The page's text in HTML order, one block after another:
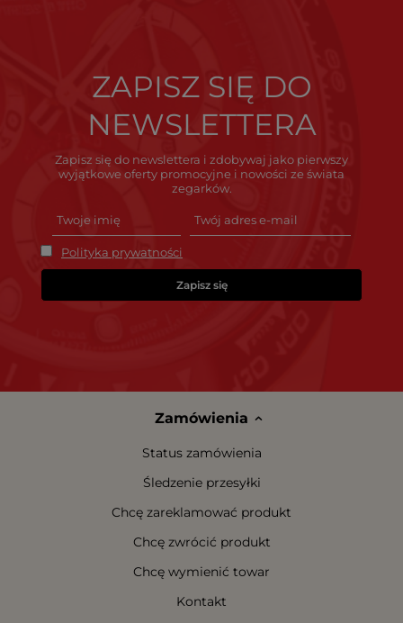
ZAPISZ SIĘ DO
NEWSLETTERA
Zapisz się do newslettera i zdobywaj jako pierwszy
wyjątkowe oferty promocyjne i nowości ze świata
zegarków.
Polityka prywatności
Zapisz się
Zamówienia
Status zamówienia
Śledzenie przesyłki
Chcę zareklamować produkt
Chcę zwrócić produkt
Chcę wymienić towar
Kontakt